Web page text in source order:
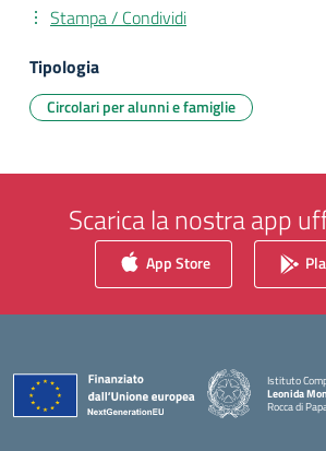
Stampa / Condividi
Tipologia
Circolari per alunni e famiglie
Scarica la nostra app
App Store
Istituto
Leonida
Rocca di
— Visita la